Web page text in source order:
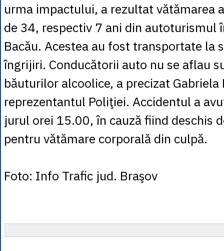
urma impactului, a rezultat vătămarea
de 34, respectiv 7 ani din autoturismul
Bacău. Acestea au fost transportate la
îngrijiri. Conducătorii auto nu se aflau
băuturilor alcoolice, a precizat Gabriela
reprezentantul Poliţiei. Accidentul a
jurul orei 15.00, în cauză fiind deschis
pentru vătămare corporală din culpă.
Foto: Info Trafic jud. Braşov